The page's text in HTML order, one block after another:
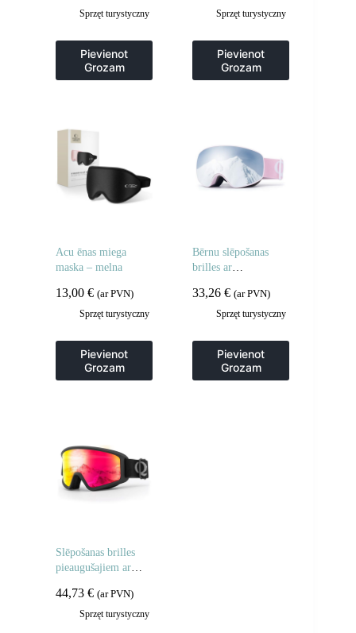
Sprzęt turystyczny
Pievienot
Grozam
Sprzęt turystyczny
Pievienot
Grozam
Acu ēnas miega
maska – melna
13,00 € (ar PVN)
Sprzęt turystyczny
Pievienot
Grozam
Bērnu slēpošanas
brilles ar
aizsardzību UV400
M/L – rozā
33,26€ (ar PVN)
Sprzęt turystyczny
Pievienot
Grozam
Slēpošanas brilles
pieaugušajiem ar
pret aizsvīšanu –
melnas
44,73 € (ar PVN)
Sprzęt turystyczny